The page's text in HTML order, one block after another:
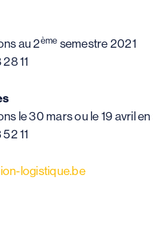
au 2ème semestre 2021
11
le 30 mars ou le 19 avril
11
logistique.be